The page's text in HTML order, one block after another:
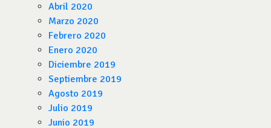
Abril 2020
Marzo 2020
Febrero 2020
Enero 2020
Diciembre 2019
Septiembre 2019
Agosto 2019
Julio 2019
Junio 2019